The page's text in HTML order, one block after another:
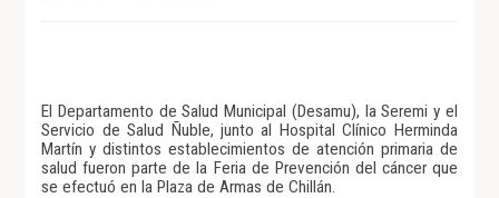
El Departamento de Salud Municipal (Desamu), la Seremi y el
Servicio de Salud Ñuble, junto al Hospital Clínico Herminda
Martín y distintos establecimientos de atención primaria de
salud fueron parte de la Feria de Prevención del cáncer que
se efectuó en la Plaza de Armas de Chillán.